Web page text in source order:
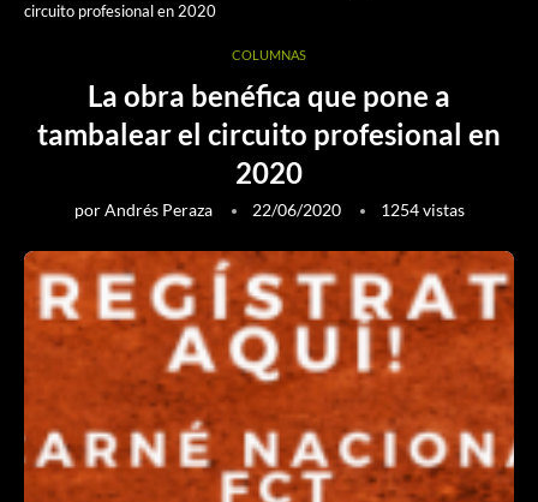
circuito profesional en 2020
COLUMNAS
La obra benéfica que pone a
tambalear el circuito profesional en
2020
porAndrés Peraza 22/06/2020 1254vistas